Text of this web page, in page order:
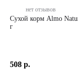
нет отзывов
Сухой корм Almo
г
508 р.